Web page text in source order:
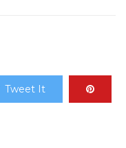
Tweet It